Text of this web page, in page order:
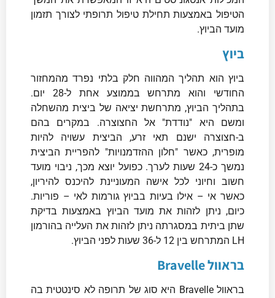
הטיפול באמצעות תחילת טיפול תרופתי לצורך תזמון
מועד הביוץ.
ביוץ
ביוץ הוא תהליך המהווה חלק בלתי נפרד מהמחזור
החודשי והוא מתרחש בממוצע אחת ל-28 יום.
בתהליך הביוץ, מתרחשת יציאה של ביצית מהשחלה
ומשם היא "נודדת" אל החצוצרה. במקרים בהם
ב-חצוצרה ישנם תאי זרע, הביצית עשויה להיות
מופרית, כאשר "חלון ההזדמנויות" להפריית הביצית
נמשך כ-24 שעות לערך. כפועל יוצא מכך, ניבוי מועד
חשוב וחיוני לכל אישה המעוניינת להיכנס להיריון,
כאשר אי – אילו בעיות בביוץ גורמות לאי – פוריות.
כיום, ניתן לזהות את מועד הביוץ באמצעות בדיקת
שתן ביתית במסגרתה ניתן לזהות את העלייה בהורמון
LH המתרחש בין 12 ל-36 שעות לפני הביוץ.
בראוול Bravelle
בראוול Bravelle היא סוג של תרופה לא סינטטית בה